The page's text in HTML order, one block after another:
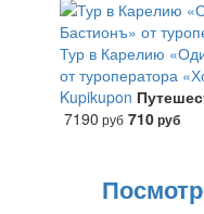
Тур в Карелию
от туроператора
Kupikupon
7190 руб 710руб